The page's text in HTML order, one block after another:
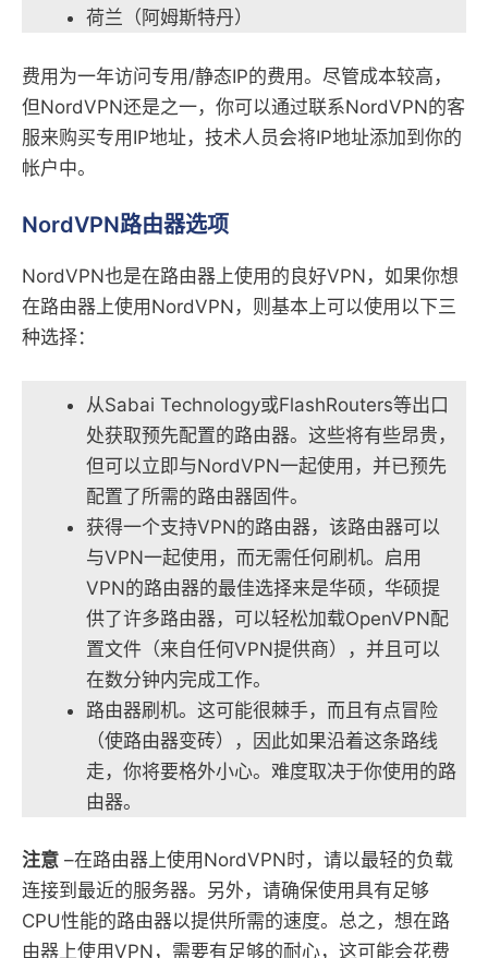
荷兰（阿姆斯特丹）
费用为一年访问专用/静态IP的费用。尽管成本较高，
但NordVPN还是之一，你可以通过联系NordVPN的客
服来购买专用IP地址，技术人员会将IP地址添加到你的
帐户中。
NordVPN路由器选项
NordVPN也是在路由器上使用的良好VPN，如果你想
在路由器上使用NordVPN，则基本上可以使用以下三
种选择：
从Sabai Technology或FlashRouters等出口
处获取预先配置的路由器。这些将有些昂贵，
但可以立即与NordVPN一起使用，并已预先
配置了所需的路由器固件。
获得一个支持VPN的路由器，该路由器可以
与VPN一起使用，而无需任何刷机。启用
VPN的路由器的最佳选择来是华硕，华硕提
供了许多路由器，可以轻松加载OpenVPN配
置文件（来自任何VPN提供商），并且可以
在数分钟内完成工作。
路由器刷机。这可能很棘手，而且有点冒险
（使路由器变砖），因此如果沿着这条路线
走，你将要格外小心。难度取决于你使用的路
由器。
注意 –在路由器上使用NordVPN时，请以最轻的负载
连接到最近的服务器。另外，请确保使用具有足够
CPU性能的路由器以提供所需的速度。总之，想在路
由器上使用VPN，需要有足够的耐心，这可能会花费